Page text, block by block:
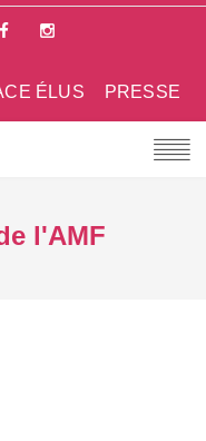
PRESSE
ÉLUS
l'AMF